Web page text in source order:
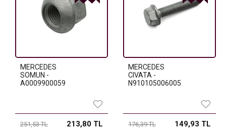
MERCEDES
SOMUN -
A0009900059
251,53 TL 213,80 TL
MERCEDES
CIVATA -
N910105006005
176,39 TL 149,93 TL